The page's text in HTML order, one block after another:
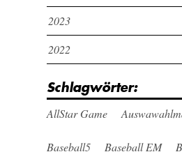
2023
2022
Schlagwörter:
AllStar Game
Baseball5 Baseball EM